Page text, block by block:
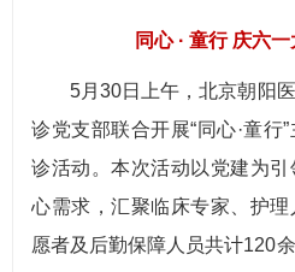
同心 · 童行 庆六
5月30日上午，北京朝阳医
诊党支部联合开展“同心·童行
诊活动。本次活动以党建为
心需求，汇聚临床专家、护
愿者及后勤保障人员共计120